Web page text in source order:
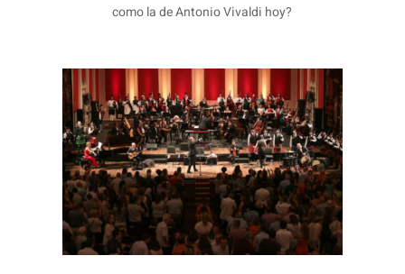
como la de Antonio Vivaldi hoy?